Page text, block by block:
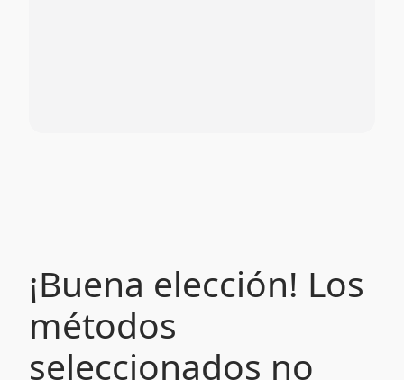
¡Buena elección! Los
métodos
seleccionados no